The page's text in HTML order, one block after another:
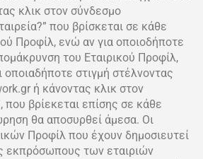
κλικ στον σύνδεσμο
που βρίσκεται σε κάθε
Προφίλ, ενώ αν για οποιοδήποτε
του Εταιρικού Προφίλ,
οποιαδήποτε στιγμή στέλνοντας
ή κάνοντας κλικ στον
βρίεκεται επίσης σε κάθε
θα αποσυρθεί άμεσα. Οι
Προφίλ που έχουν δημοσιευτεί
εκπρόσωπους των εταιριών